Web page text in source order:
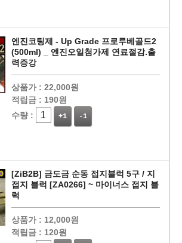
엔진코팅제 - Up Grade 프로루베골드2
(500ml) _ 엔진오일첨가제 연료절감.출
력증강
상품가 : 22,000원
적립금 : 190원
수량 :
+1 -1
[ZiB2B] 금도금 순동 접지블럭 5구 / 지
접지 블럭 [ZA0266] ~ 마이너스 접지 블
럭
상품가 : 12,000원
적립금 : 120원